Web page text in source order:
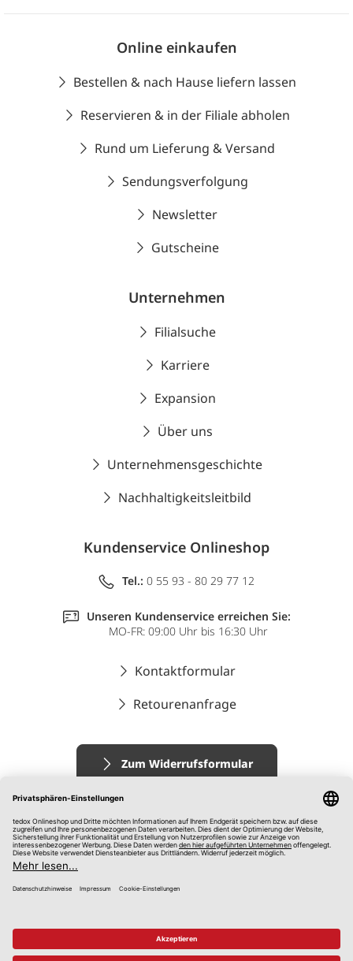
Online einkaufen
Bestellen & nach Hause liefern lassen
Reservieren & in der Filiale abholen
Rund um Lieferung & Versand
Sendungsverfolgung
Newsletter
Gutscheine
Unternehmen
Filialsuche
Karriere
Expansion
Über uns
Unternehmensgeschichte
Nachhaltigkeitsleitbild
Kundenservice Onlineshop
Tel.: 0 55 93 - 80 29 77 12
Unseren Kundenservice erreichen Sie:
MO-FR: 09:00 Uhr bis 16:30 Uhr
Kontaktformular
Retourenanfrage
Zum Widerrufsformular
Impressum
AGB
Datenschutz
Hinweisgebersystem